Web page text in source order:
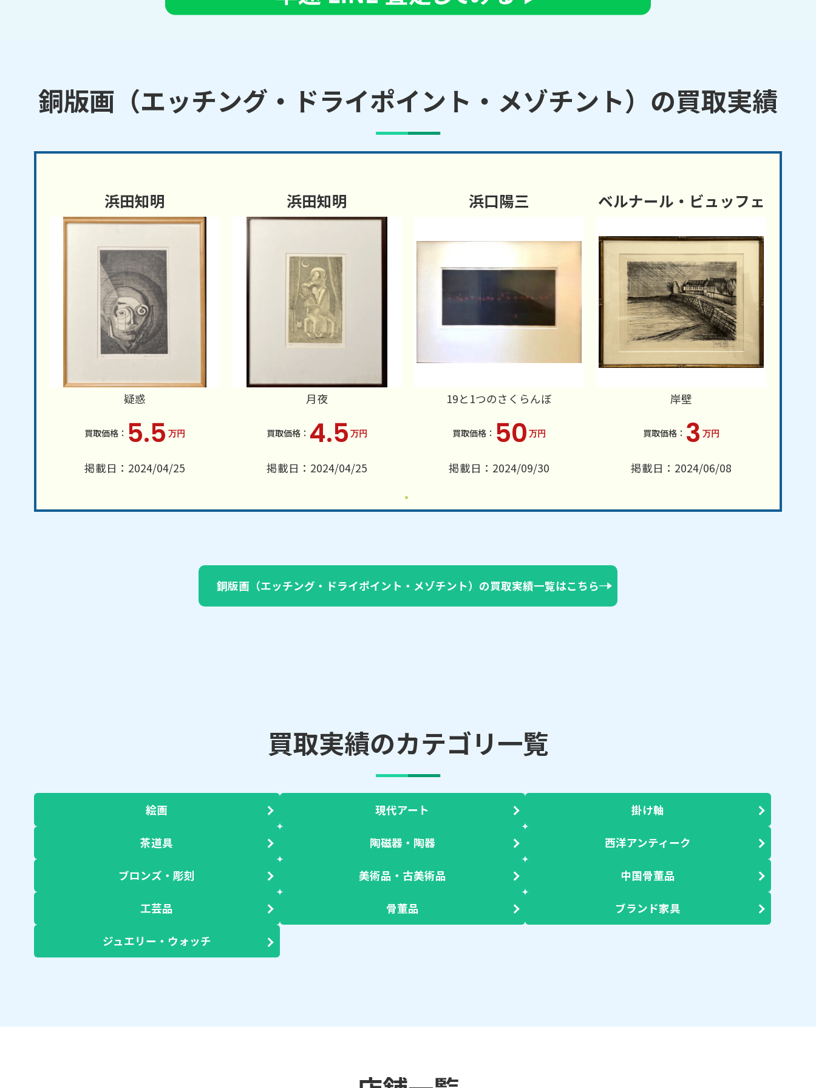
銅版画（エッチング・ドライポイント・メゾチント）の買取実績
浜田知明
疑惑
5.5 万円
掲載日：2024/04/25
浜田知明
月夜
4.5 万円
掲載日：2024/04/25
浜口陽三
19と1つのさくらんぼ
50 万円
掲載日：2024/09/30
ベルナール・ビュッフェ
岸壁
3 万円
掲載日：2024/06/08
銅版画（エッチング・ドライポイント・メゾチント）の買取実績一覧はこちら
買取実績のカテゴリ一覧
絵画 現代アート 掛け軸
茶道具 陶磁器・陶器 西洋アンティーク
ブロンズ・彫刻 美術品・古美術品 中国骨董品
工芸品 骨董品 ブランド家具
ジュエリー・ウォッチ